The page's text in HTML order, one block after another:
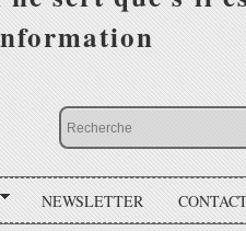
NEWSLETTER